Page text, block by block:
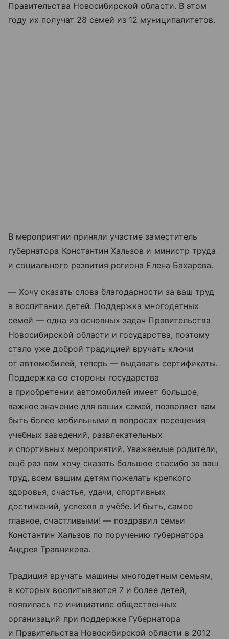
Правительства Новосибирской области. В этом
году их получат 28 семей из 12 муниципалитетов.
В мероприятии приняли участие заместитель
губернатора Константин Хальзов и министр труда
и социального развития региона Елена Бахарева.
— Хочу сказать слова благодарности за ваш труд
в воспитании детей. Поддержка многодетных
семей — одна из основных задач Правительства
Новосибирской области и государства, поэтому
стало уже доброй традицией вручать ключи
от автомобилей, теперь — выдавать сертификаты.
Поддержка со стороны государства
в приобретении автомобилей имеет большое,
важное значение для ваших семей, позволяет вам
быть более мобильными в вопросах посещения
учебных заведений, развлекательных
и спортивных мероприятий. Уважаемые родители,
ещё раз вам хочу сказать большое спасибо за ваш
труд, всем вашим детям пожелать крепкого
здоровья, счастья, удачи, спортивных
достижений, успехов в учёбе. И быть, самое
главное, счастливыми! — поздравил семьи
Константин Хальзов по поручению губернатора
Андрея Травникова.
Традиция вручать машины многодетным семьям,
в которых воспитываются 7 и более детей,
появилась по инициативе общественных
организаций при поддержке Губернатора
и Правительства Новосибирской области в 2012